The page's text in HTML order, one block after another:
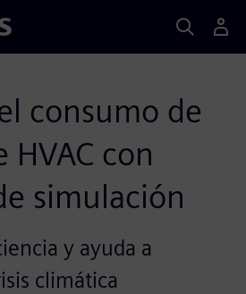
consumo de
HVAC con
simulación
y ayuda a
climática